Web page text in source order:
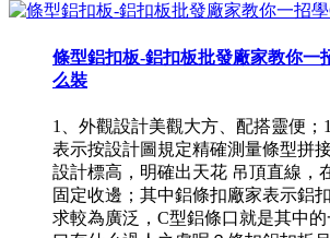
條型鋁扣板-鋁扣板批發廠家教你一
么裝
1、外觀設計美觀大方、配搭靈便；
表示按設計圖規定精確測量條型拼
設計標高，明確出天花 吊頂直線，
固定收邊；其中鋁條扣廠家表示鋁
求較為廣泛，C型鋁條口就是其中